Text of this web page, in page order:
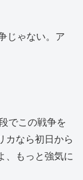
じゃない。ア
でこの戦争を
カなら初日から
、もっと強気に